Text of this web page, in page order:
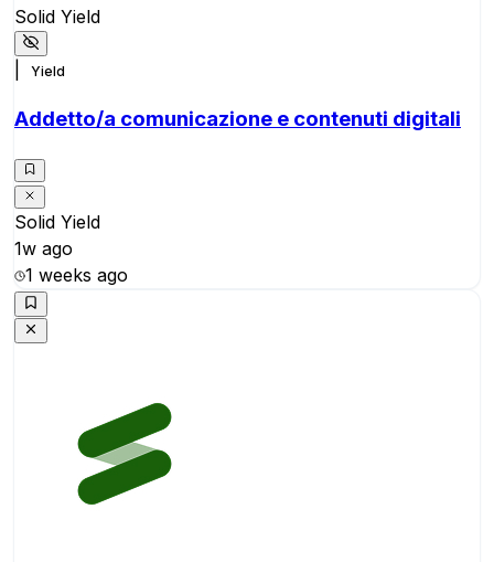
Solid Yield
Yield
Addetto/a comunicazione e contenuti digitali
Solid Yield
1w ago
1 weeks ago